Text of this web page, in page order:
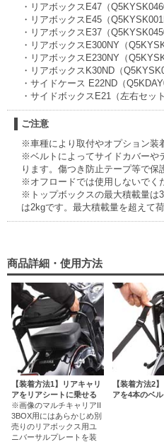
・リアボックスE47（
・リアボックスE45（
・リアボックスE37（
・リアボックスE300NY（
・リアボックスE230NY（
・リアボックスK30ND（
・サイドケース E22ND（
・サイドボックスE21（左右セッ
ご注意
※車種により取付やオプション装
※ベルトによってサイドカバーや
ります。傷つき防止テープ等で保
※オフロードでは使用しないでく
※トップボックスの最大積載量は
は2kgです。最大積載量を超えて
商品詳細・使用方法
【装着方法1】リアキャリ
アをリアシートに乗せる
※画像のマルチキャリアII
3BOX用にはあらかじめ別
売りのリアボックス用ユ
ニバーサルプレートを装
【装着方法2
アを4本のベ